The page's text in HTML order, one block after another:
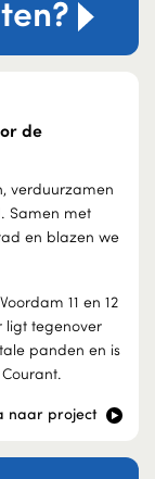
de
verduurzamen
Samen met
en blazen we
11 en 12
ligt tegenover
panden en is
naar project